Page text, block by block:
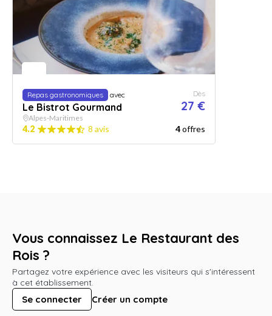
Repas gastronomiques avec
Le Bistrot Gourmand
Dès
27 €
Alpes-Maritimes
4.2 8 avis 4offres
Vous connaissez Le Restaurant des
Rois ?
Partagez votre expérience avec les visiteurs qui s'intéressent
à cet établissement.
Se connecter Créer un compte